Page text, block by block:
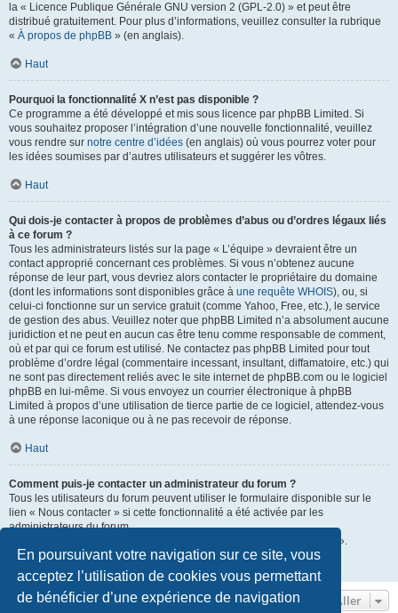
En poursuivant votre navigation sur ce site, vous
acceptez l’utilisation de cookies vous permettant
de bénéficier d’une expérience de navigation
la « Licence Publique Générale GNU version 2 (GPL-2.0) » et peut être
distribué gratuitement. Pour plus d’informations, veuillez consulter la rubrique
« À propos de phpBB » (en anglais).
Haut
Pourquoi la fonctionnalité X n’est pas disponible ?
Ce programme a été développé et mis sous licence par phpBB Limited. Si
vous souhaitez proposer l’intégration d’une nouvelle fonctionnalité, veuillez
vous rendre sur notre centre d’idées (en anglais) où vous pourrez voter pour
les idées soumises par d’autres utilisateurs et suggérer les vôtres.
Haut
Qui dois-je contacter à propos de problèmes d’abus ou d’ordres légaux liés
à ce forum ?
Tous les administrateurs listés sur la page « L’équipe » devraient être un
contact approprié concernant ces problèmes. Si vous n’obtenez aucune
réponse de leur part, vous devriez alors contacter le propriétaire du domaine
(dont les informations sont disponibles grâce à une requête WHOIS), ou, si
celui-ci fonctionne sur un service gratuit (comme Yahoo, Free, etc.), le service
de gestion des abus. Veuillez noter que phpBB Limited n’a absolument aucune
juridiction et ne peut en aucun cas être tenu comme responsable de comment,
où et par qui ce forum est utilisé. Ne contactez pas phpBB Limited pour tout
problème d’ordre légal (commentaire incessant, insultant, diffamatoire, etc.) qui
ne sont pas directement reliés avec le site internet de phpBB.com ou le logiciel
phpBB en lui-même. Si vous envoyez un courrier électronique à phpBB
Limited à propos d’une utilisation de tierce partie de ce logiciel, attendez-vous
à une réponse laconique ou à ne pas recevoir de réponse.
Haut
Comment puis-je contacter un administrateur du forum ?
Tous les utilisateurs du forum peuvent utiliser le formulaire disponible sur le
lien « Nous contacter » si cette fonctionnalité a été activée par les
administrateurs du forum.
Les membres du forum peuvent également utiliser le lien « L’équipe ».
Aller